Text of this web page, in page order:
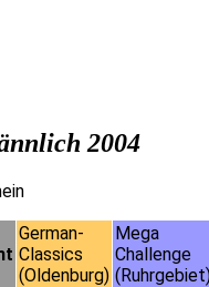
2004
German-
Classics
(Oldenburg)
Mega
Challenge